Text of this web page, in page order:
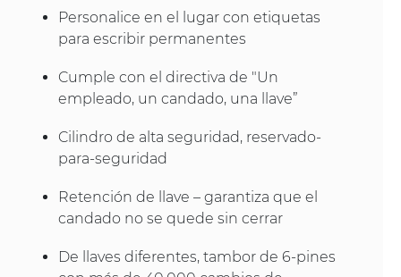
Personalice en el lugar con etiquetas
para escribir permanentes
Cumple con el directiva de "Un
empleado, un candado, una llave”
Cilindro de alta seguridad, reservado-
para-seguridad
Retención de llave – garantiza que el
candado no se quede sin cerrar
De llaves diferentes, tambor de 6-pines